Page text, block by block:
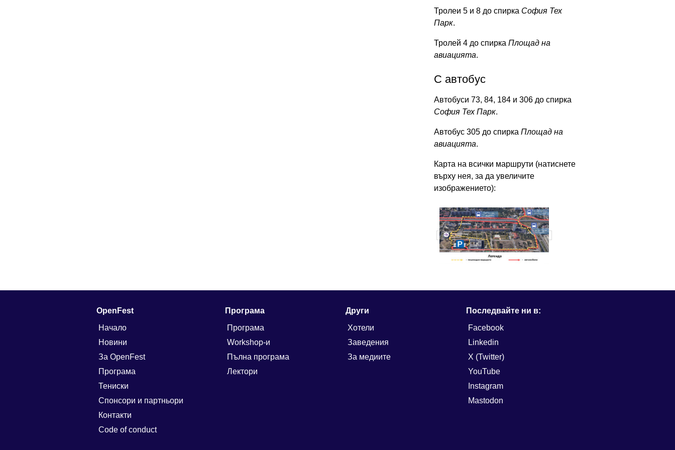
Тролеи 5 и 8 до спирка София Тех
Парк.
Тролей 4 до спирка Площад на
авиацията.
С автобус
Автобуси 73, 84, 184 и 306 до спирка
София Тех Парк.
Автобус 305 до спирка Площад на
авиацията.
Карта на всички маршрути (натиснете
върху нея, за да увеличите
изображението):
OpenFest
Начало
Новини
За OpenFest
Програма
Тениски
Спонсори и партньори
Контакти
Code of conduct
Програма
Програма
Workshop-и
Пълна програма
Лектори
Други
Хотели
Заведения
За медиите
Последвайте ни в:
Facebook
Linkedin
X (Twitter)
YouTube
Instagram
Mastodon